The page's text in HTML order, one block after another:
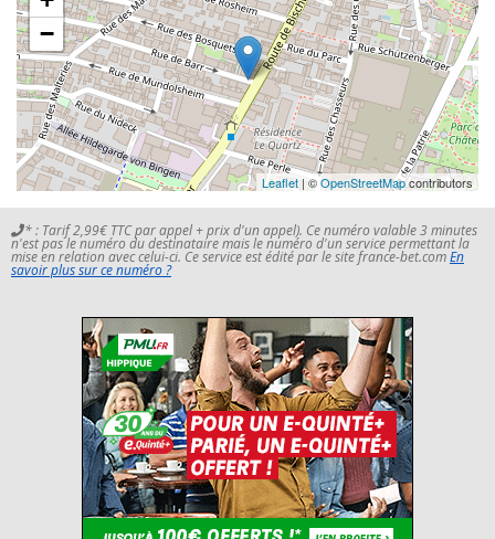
−
Leaflet | ©OpenStreetMapcontributors
* : Tarif 2,99€ TTC par appel + prix d'un appel). Ce numéro valable 3 minutes
n'est pas le numéro du destinataire mais le numéro d'un service permettant la
mise en relation avec celui-ci. Ce service est édité par le site france-bet.comEn
savoir plus sur ce numéro ?